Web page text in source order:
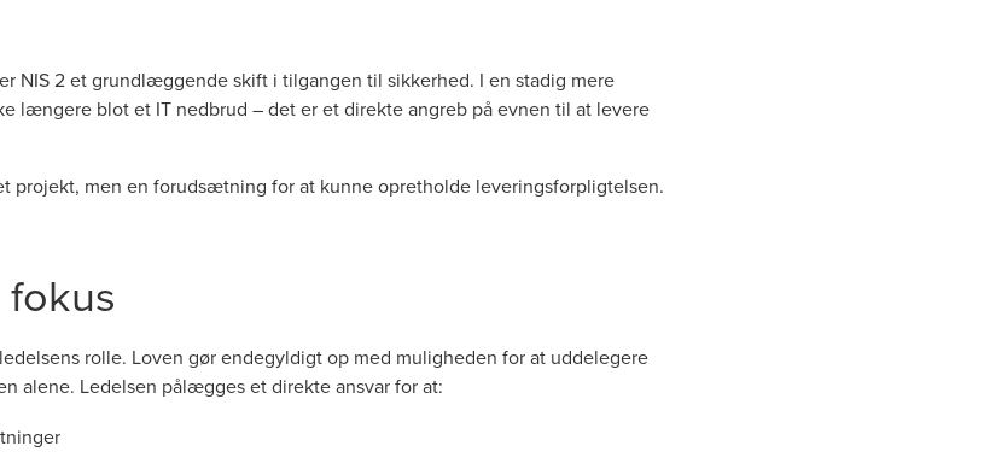
NIS 2 et grundlæggende skift i tilgangen til sikkerhed. I en stadig mere
længere blot et IT nedbrud – det er et direkte angreb på evnen til at levere
projekt, men en forudsætning for at kunne opretholde leveringsforpligtelsen.
rolle. Loven gør endegyldigt op med muligheden for at uddelegere
alene. Ledelsen pålægges et direkte ansvar for at: